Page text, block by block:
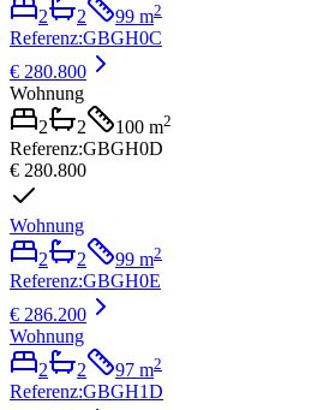
2
2 99 m2
Referenz:GBGH0C
€ 280.800
Wohnung
2
2 100 m2
Referenz:GBGH0D
€ 280.800
Wohnung
2
2 99 m2
Referenz:GBGH0E
€ 286.200
Wohnung
2
2 97 m2
Referenz:GBGH1D